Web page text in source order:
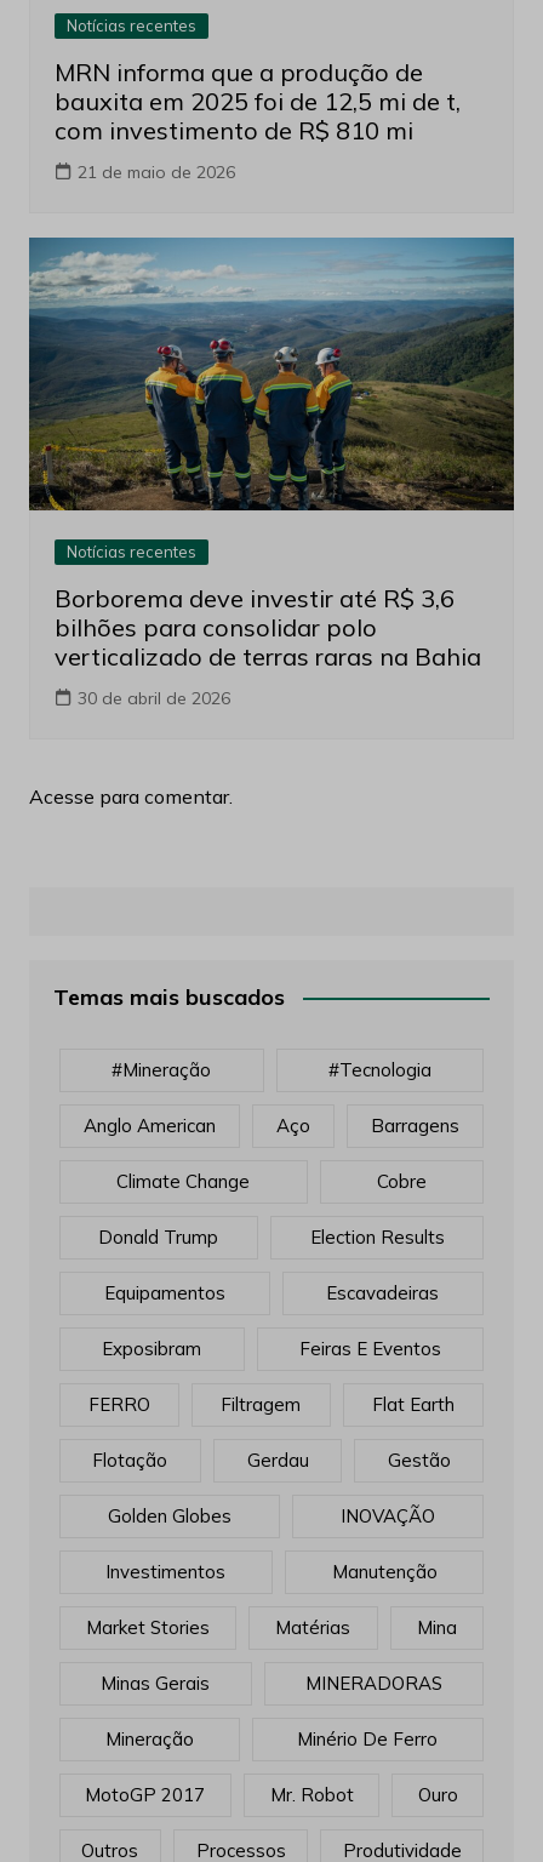
Notícias recentes
MRN informa que a produção de
bauxita em 2025 foi de 12,5 mi de t,
com investimento de R$ 810 mi
21 de maio de 2026
Notícias recentes
Borborema deve investir até R$ 3,6
bilhões para consolidar polo
verticalizado de terras raras na Bahia
30 de abril de 2026
Acesse para comentar.
Temas mais buscados
#mineração #tecnologia
Anglo American Aço Barragens
Climate Change Cobre
Donald Trump Election Results
Equipamentos Escavadeiras
Exposibram Feiras E Eventos
FERRO Filtragem Flat Earth
Flotação Gerdau Gestão
Golden Globes INOVAÇÃO
Investimentos Manutenção
Market Stories Matérias Mina
Minas Gerais MINERADORAS
Mineração Minério De Ferro
MotoGP 2017 Mr. Robot Ouro
Outros Processos Produtividade